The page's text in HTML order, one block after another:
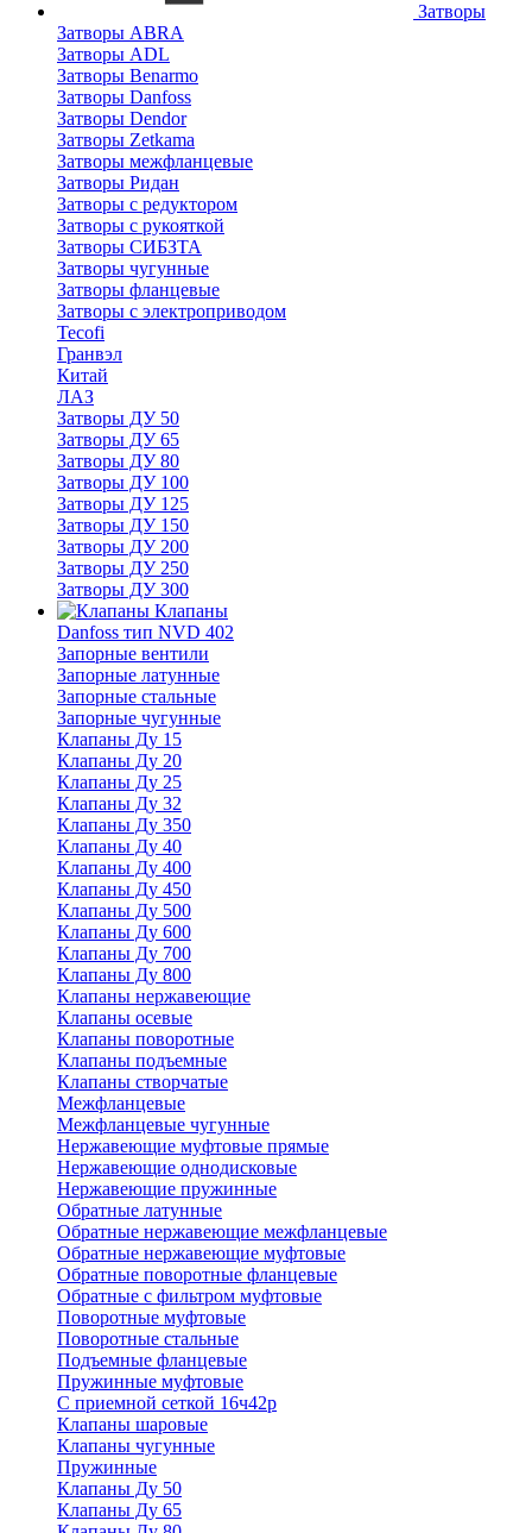
Затворы
Затворы ABRA
Затворы ADL
Затворы Benarmo
Затворы Danfoss
Затворы Dendor
Затворы Zetkama
Затворы межфланцевые
Затворы Ридан
Затворы с редуктором
Затворы с рукояткой
Затворы СИБЗТА
Затворы чугунные
Затворы фланцевые
Затворы с электроприводом
Tecofi
Гранвэл
Китай
ЛАЗ
Затворы ДУ 50
Затворы ДУ 65
Затворы ДУ 80
Затворы ДУ 100
Затворы ДУ 125
Затворы ДУ 150
Затворы ДУ 200
Затворы ДУ 250
Затворы ДУ 300
Клапаны
Danfoss тип NVD 402
Запорные вентили
Запорные латунные
Запорные стальные
Запорные чугунные
Клапаны Ду 15
Клапаны Ду 20
Клапаны Ду 25
Клапаны Ду 32
Клапаны Ду 350
Клапаны Ду 40
Клапаны Ду 400
Клапаны Ду 450
Клапаны Ду 500
Клапаны Ду 600
Клапаны Ду 700
Клапаны Ду 800
Клапаны нержавеющие
Клапаны осевые
Клапаны поворотные
Клапаны подъемные
Клапаны створчатые
Межфланцевые
Межфланцевые чугунные
Нержавеющие муфтовые прямые
Нержавеющие однодисковые
Нержавеющие пружинные
Обратные латунные
Обратные нержавеющие межфланцевые
Обратные нержавеющие муфтовые
Обратные поворотные фланцевые
Обратные с фильтром муфтовые
Поворотные муфтовые
Поворотные стальные
Подъемные фланцевые
Пружинные муфтовые
С приемной сеткой 16ч42р
Клапаны шаровые
Клапаны чугунные
Пружинные
Клапаны Ду 50
Клапаны Ду 65